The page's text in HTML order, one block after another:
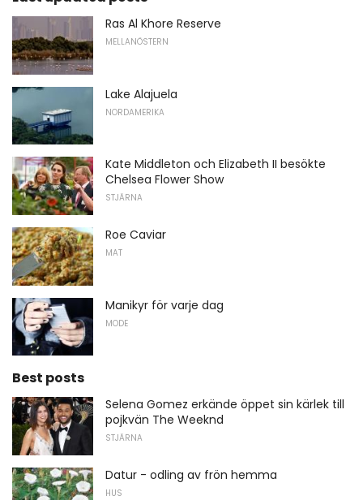
Ras Al Khore Reserve
MELLANÖSTERN
Lake Alajuela
NORDAMERIKA
Kate Middleton och Elizabeth II besökte
Chelsea Flower Show
STJÄRNA
Roe Caviar
MAT
Manikyr för varje dag
MODE
Best posts
Selena Gomez erkände öppet sin kärlek till
pojkvän The Weeknd
STJÄRNA
Datur - odling av frön hemma
HUS